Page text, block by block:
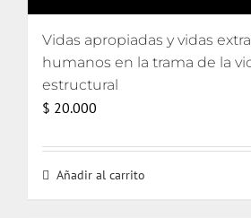
Vidas apropiadas y vidas
humanos en la trama de la
estructural
$ 20.000
Añadir al carrito